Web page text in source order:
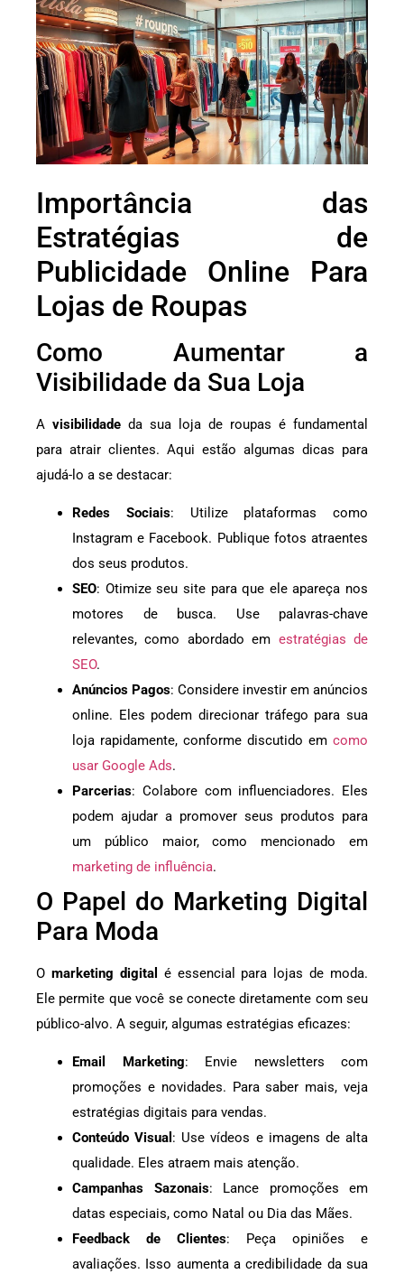
Importância das
Estratégias de
Publicidade Online Para
Lojas de Roupas
Como Aumentar a
Visibilidade da Sua Loja
A visibilidade da sua loja de roupas é fundamental
para atrair clientes. Aqui estão algumas dicas para
ajudá-lo a se destacar:
Redes Sociais: Utilize plataformas como
Instagram e Facebook. Publique fotos atraentes
dos seus produtos.
SEO: Otimize seu site para que ele apareça nos
motores de busca. Use palavras-chave
relevantes, como abordado em estratégias de
SEO.
Anúncios Pagos: Considere investir em anúncios
online. Eles podem direcionar tráfego para sua
loja rapidamente, conforme discutido em como
usar Google Ads.
Parcerias: Colabore com influenciadores. Eles
podem ajudar a promover seus produtos para
um público maior, como mencionado em
marketing de influência.
O Papel do Marketing Digital
Para Moda
O marketing digital
é essencial para lojas de moda.
Ele permite que você se conecte diretamente com seu
público-alvo. A seguir, algumas estratégias eficazes:
Email Marketing: Envie newsletters com
promoções e novidades. Para saber mais, veja
estratégias digitais para vendas.
Conteúdo Visual : Use vídeos e imagens de alta
qualidade. Eles atraem mais atenção.
Campanhas Sazonais: Lance promoções em
datas especiais, como Natal ou Dia das Mães.
Feedback de Clientes: Peça opiniões e
avaliações. Isso aumenta a credibilidade da sua